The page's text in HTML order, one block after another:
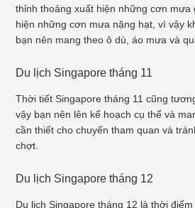
thỉnh thoảng xuất hiện những cơn mưa
hiện những cơn mưa nặng hạt, vì vậy
bạn nên mang theo ô dù, áo mưa và
Du lịch Singapore tháng 11
Thời tiết Singapore tháng 11 cũng
vậy bạn nên lên kế hoạch cụ thể và
cần thiết cho chuyến tham quan và
chợt.
Du lịch Singapore tháng 12
Du lịch Singapore tháng 12 là thời